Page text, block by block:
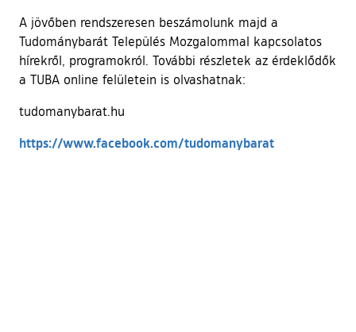
A jövőben rendszeresen beszámolunk majd a
Tudománybarát Település Mozgalommal kapcsolatos
hírekről, programokról. További részletek az érdeklődők
a TUBA online felületein is olvashatnak:
tudomanybarat.hu
https://www.facebook.com/tudomanybarat(külső